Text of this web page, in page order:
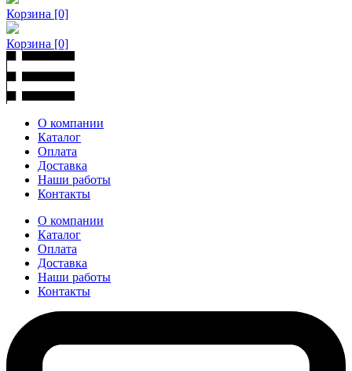
Корзина [0]
Корзина [0]
О компании
Каталог
Оплата
Доставка
Наши работы
Контакты
О компании
Каталог
Оплата
Доставка
Наши работы
Контакты